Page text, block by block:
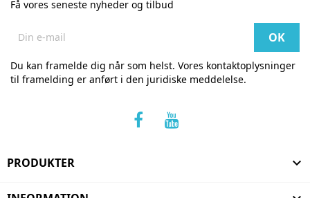
Få vores seneste nyheder og tilbud
Du kan framelde dig når som helst. Vores kontaktoplysninger
til framelding er anført i den juridiske meddelelse.
PRODUKTER 